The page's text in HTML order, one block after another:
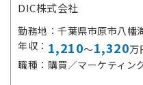
DIC株式会社
勤務地
千葉県市原市八幡
年収
1,210～1,320万
職種
購買／マーケティン